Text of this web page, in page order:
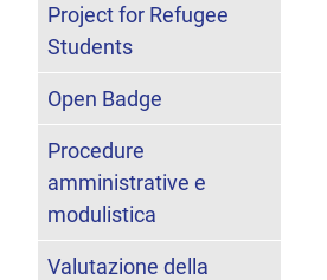
Project for Refugee
Students
Open Badge
Procedure
amministrative e
modulistica
Valutazione della